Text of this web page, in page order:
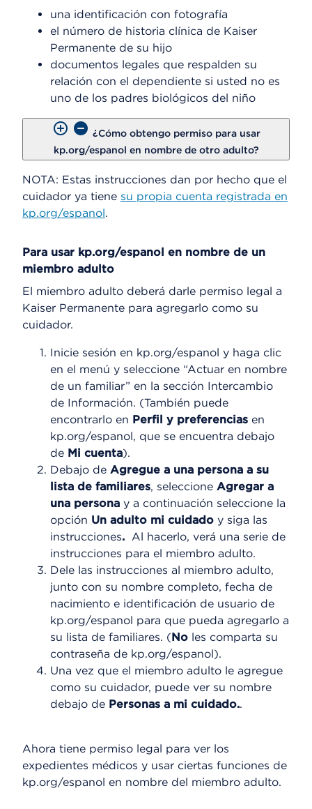
una identificación con fotografía
el número de historia clínica de Kaiser
Permanente de su hijo
documentos legales que respalden su
relación con el dependiente si usted no es
uno de los padres biológicos del niño
¿Cómo obtengo permiso para usar
kp.org/espanol en nombre de otro adulto?
NOTA: Estas instrucciones dan por hecho que el
cuidador ya tiene su propia cuenta registrada en
kp.org/espanol.
Para usar kp.org/espanol en nombre de un
miembro adulto
El miembro adulto deberá darle permiso legal a
Kaiser Permanente para agregarlo como su
cuidador.
Inicie sesión en kp.org/espanol y haga clic
en el menú y seleccione “Actuar en nombre
de un familiar” en la sección Intercambio
de Información. (También puede
encontrarlo en Perfil y preferencias en
kp.org/espanol, que se encuentra debajo
de Mi cuenta).
Debajo de Agregue a una persona a su
lista de familiares, seleccione Agregar a
una persona y a continuación seleccione la
opción Un adulto mi cuidado y siga las
instrucciones. Al hacerlo, verá una serie de
instrucciones para el miembro adulto.
Dele las instrucciones al miembro adulto,
junto con su nombre completo, fecha de
nacimiento e identificación de usuario de
kp.org/espanol para que pueda agregarlo a
su lista de familiares. (No les comparta su
contraseña de kp.org/espanol).
Una vez que el miembro adulto le agregue
como su cuidador, puede ver su nombre
debajo de Personas a mi cuidado..
Ahora tiene permiso legal para ver los
expedientes médicos y usar ciertas funciones de
kp.org/espanol en nombre del miembro adulto.